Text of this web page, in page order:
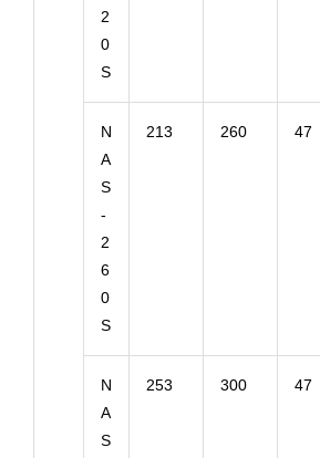
2
0
S
N
A
S
-
2
6
0
S
213 260 47
N
A
S
253 300 47